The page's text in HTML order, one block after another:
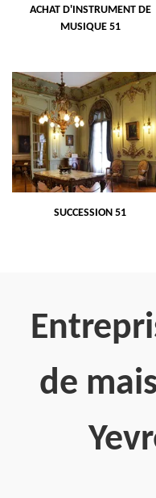
ACHAT D'INSTRUMENT DE
MUSIQUE 51
SUCCESSION 51
de